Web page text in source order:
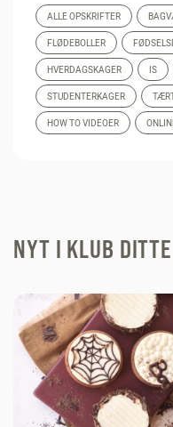
ALLE OPSKRIFTER
FLØDEBOLLER
HVERDAGSKAGER IS
STUDENTERKAGER
HOW TO VIDEOER
NYT I KLUB